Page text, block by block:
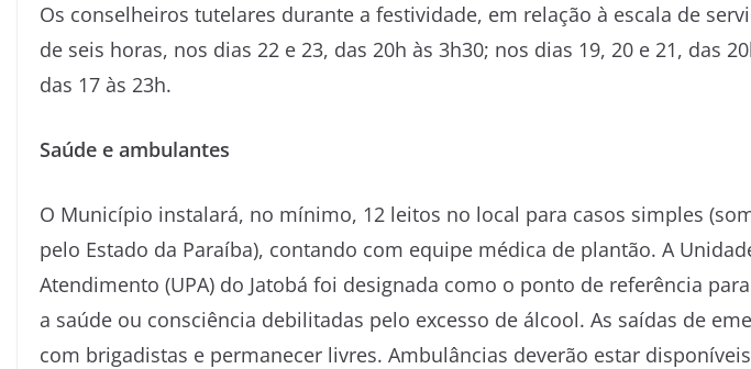
Os conselheiros tutelares durante a festividade, em relação à escala de
de seis horas, nos dias 22 e 23, das 20h às 3h30; nos dias 19, 20 e 21, das
das 17 às 23h.
Saúde e ambulantes
O Município instalará, no mínimo, 12 leitos no local para casos simples
pelo Estado da Paraíba), contando com equipe médica de plantão. A
Atendimento (UPA) do Jatobá foi designada como o ponto de referência
a saúde ou consciência debilitadas pelo excesso de álcool. As saídas de
com brigadistas e permanecer livres. Ambulâncias deverão estar